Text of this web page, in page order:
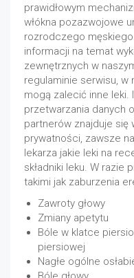
prawidłowym
włókna pozazwojowe
rozrodczego
informacji na temat
zewnętrznych w
regulaminie serwisu, w
mogą zalecić inne leki.
przetwarzania danych
partnerów znajduje się
prywatności, zawsze
lekarza jakie leki na
składniki leku. W razie
takimi jak zaburzenia
Zawroty głowy
Zmiany apetytu
Bóle w klatce
piersiowej
Nagłe ogólne